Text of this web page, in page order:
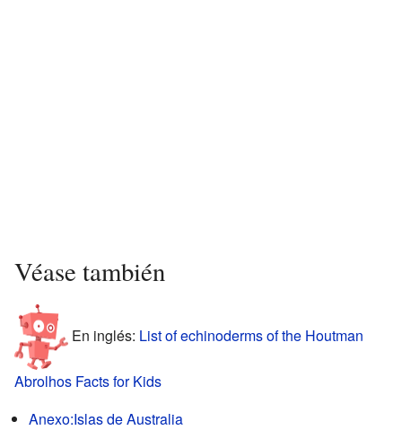
Véase también
En inglés: List of echinoderms of the Houtman
Abrolhos Facts for Kids
Anexo:Islas de Australia